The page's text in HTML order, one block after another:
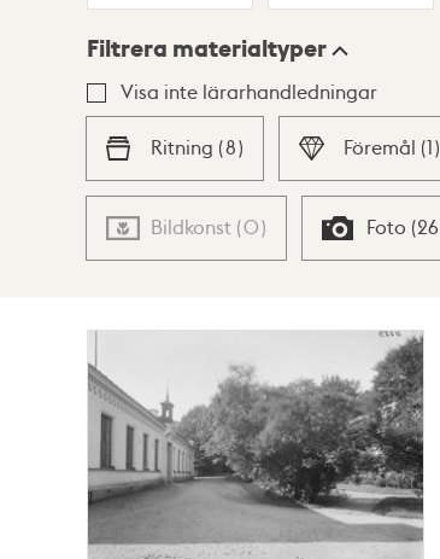
Lista Karta
Filtrera materialtyper
Visa inte lärarhandledningar
Ritning (8) Föremål (1)
Bildkonst (0) Foto (26